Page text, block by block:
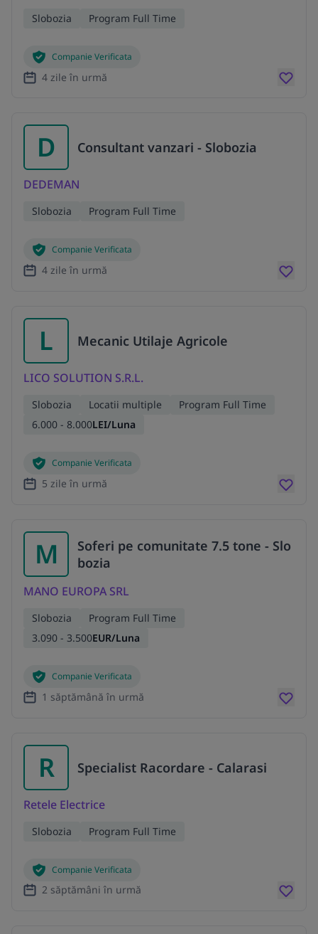
Slobozia Program Full Time
Companie Verificata
4 zile în urmă
D Consultant vanzari - Slobozia
DEDEMAN
Slobozia Program Full Time
Companie Verificata
4 zile în urmă
L Mecanic Utilaje Agricole
LICO SOLUTION S.R.L.
Slobozia Locatii multiple
Program Full Time
6.000 - 8.000LEI/Luna
Companie Verificata
5 zile în urmă
M
Soferi pe comunitate 7.5 tone - Slo
bozia
MANO EUROPA SRL
Slobozia
Program Full Time
3.090 - 3.500EUR/Luna
Companie Verificata
1 săptămână în urmă
R Specialist Racordare - Calarasi
Retele Electrice
Slobozia Program Full Time
Companie Verificata
2 săptămâni în urmă